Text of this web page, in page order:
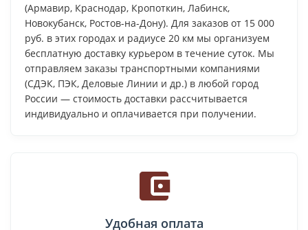
(Армавир, Краснодар, Кропоткин, Лабинск,
Новокубанск, Ростов-на-Дону). Для заказов от 15 000
руб. в этих городах и радиусе 20 км мы организуем
бесплатную доставку курьером в течение суток. Мы
отправляем заказы транспортными компаниями
(СДЭК, ПЭК, Деловые Линии и др.) в любой город
России — стоимость доставки рассчитывается
индивидуально и оплачивается при получении.
Удобная оплата